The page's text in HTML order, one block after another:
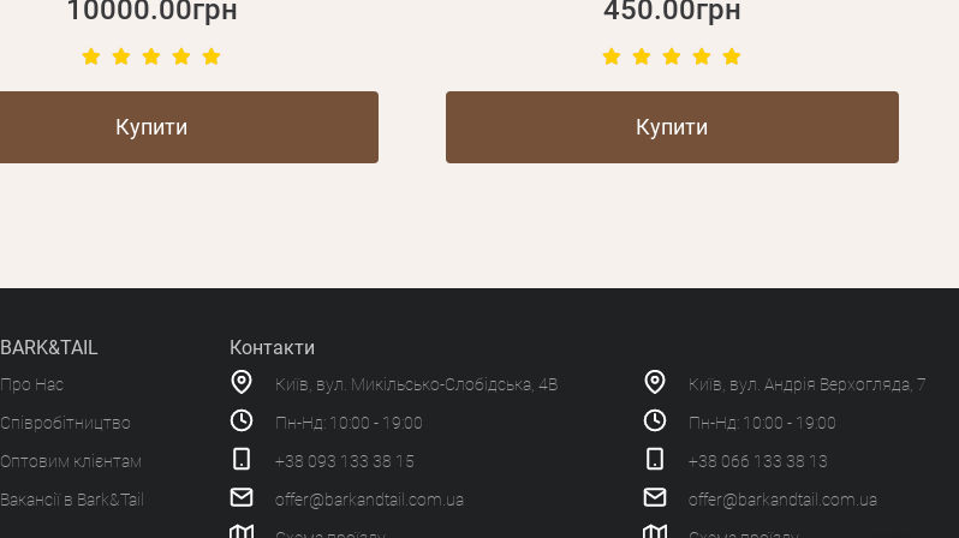
10000.00грн
Купити
450.00грн
Купити
BARK&TAIL
Про Нас
Співробітництво
Оптовим клієнтам
Вакансії в Bark&Tail
Контакти
Київ, вул. Микільсько-Слобідська, 4В
Пн-Нд: 10:00 - 19:00
+38 093 133 38 15
offer@barkandtail.com.ua
Київ, вул. Андрія Верхогляда, 7
Пн-Нд: 10:00 - 19:00
+38 066 133 38 13
offer@barkandtail.com.ua